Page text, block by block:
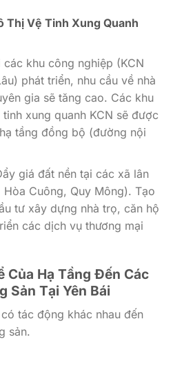
Thị Vệ Tinh Xung Quanh
các khu công nghiệp (KCN
phát triển, nhu cầu về nhà
gia sẽ tăng cao. Các khu
xung quanh KCN sẽ được
tầng đồng bộ (đường nội
giá đất nền tại các xã lân
Hòa Cuông, Quy Mông). Tạo
tư xây dựng nhà trọ, căn hộ
các dịch vụ thương mại
Của Hạ Tầng Đến Các
Sản Tại Yên Bái
tác động khác nhau đến
sản.